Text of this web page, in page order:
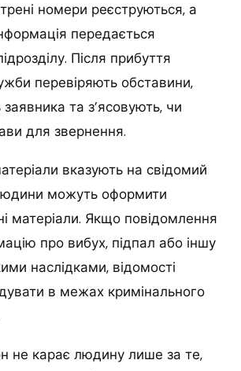
номери реєструються, а
передається
Після прибуття
перевіряють обставини,
та з’ясовують, чи
для звернення.
вказують на свідомий
можуть оформити
матеріали. Якщо повідомлення
про вибух, підпал або іншу
наслідками, відомості
в межах кримінального
не карає людину лише за те,